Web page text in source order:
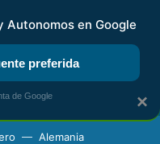
DIGITAL RENTA
Alemania
×
Autonomos en Google
preferida
de Google